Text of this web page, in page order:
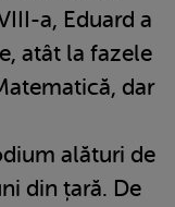
a, Eduard a
atât la fazele
dar
alături de
din țară. De